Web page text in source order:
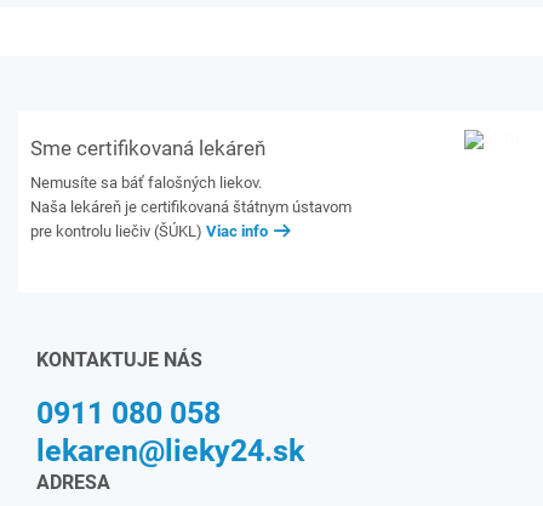
Sme certifikovaná lekáreň
Nemusíte sa báť falošných liekov.
Naša lekáreň je certifikovaná štátnym ústavom
pre kontrolu liečiv (ŠÚKL) Viac info
KONTAKTUJE NÁS
0911 080 058
lekaren@lieky24.sk
ADRESA